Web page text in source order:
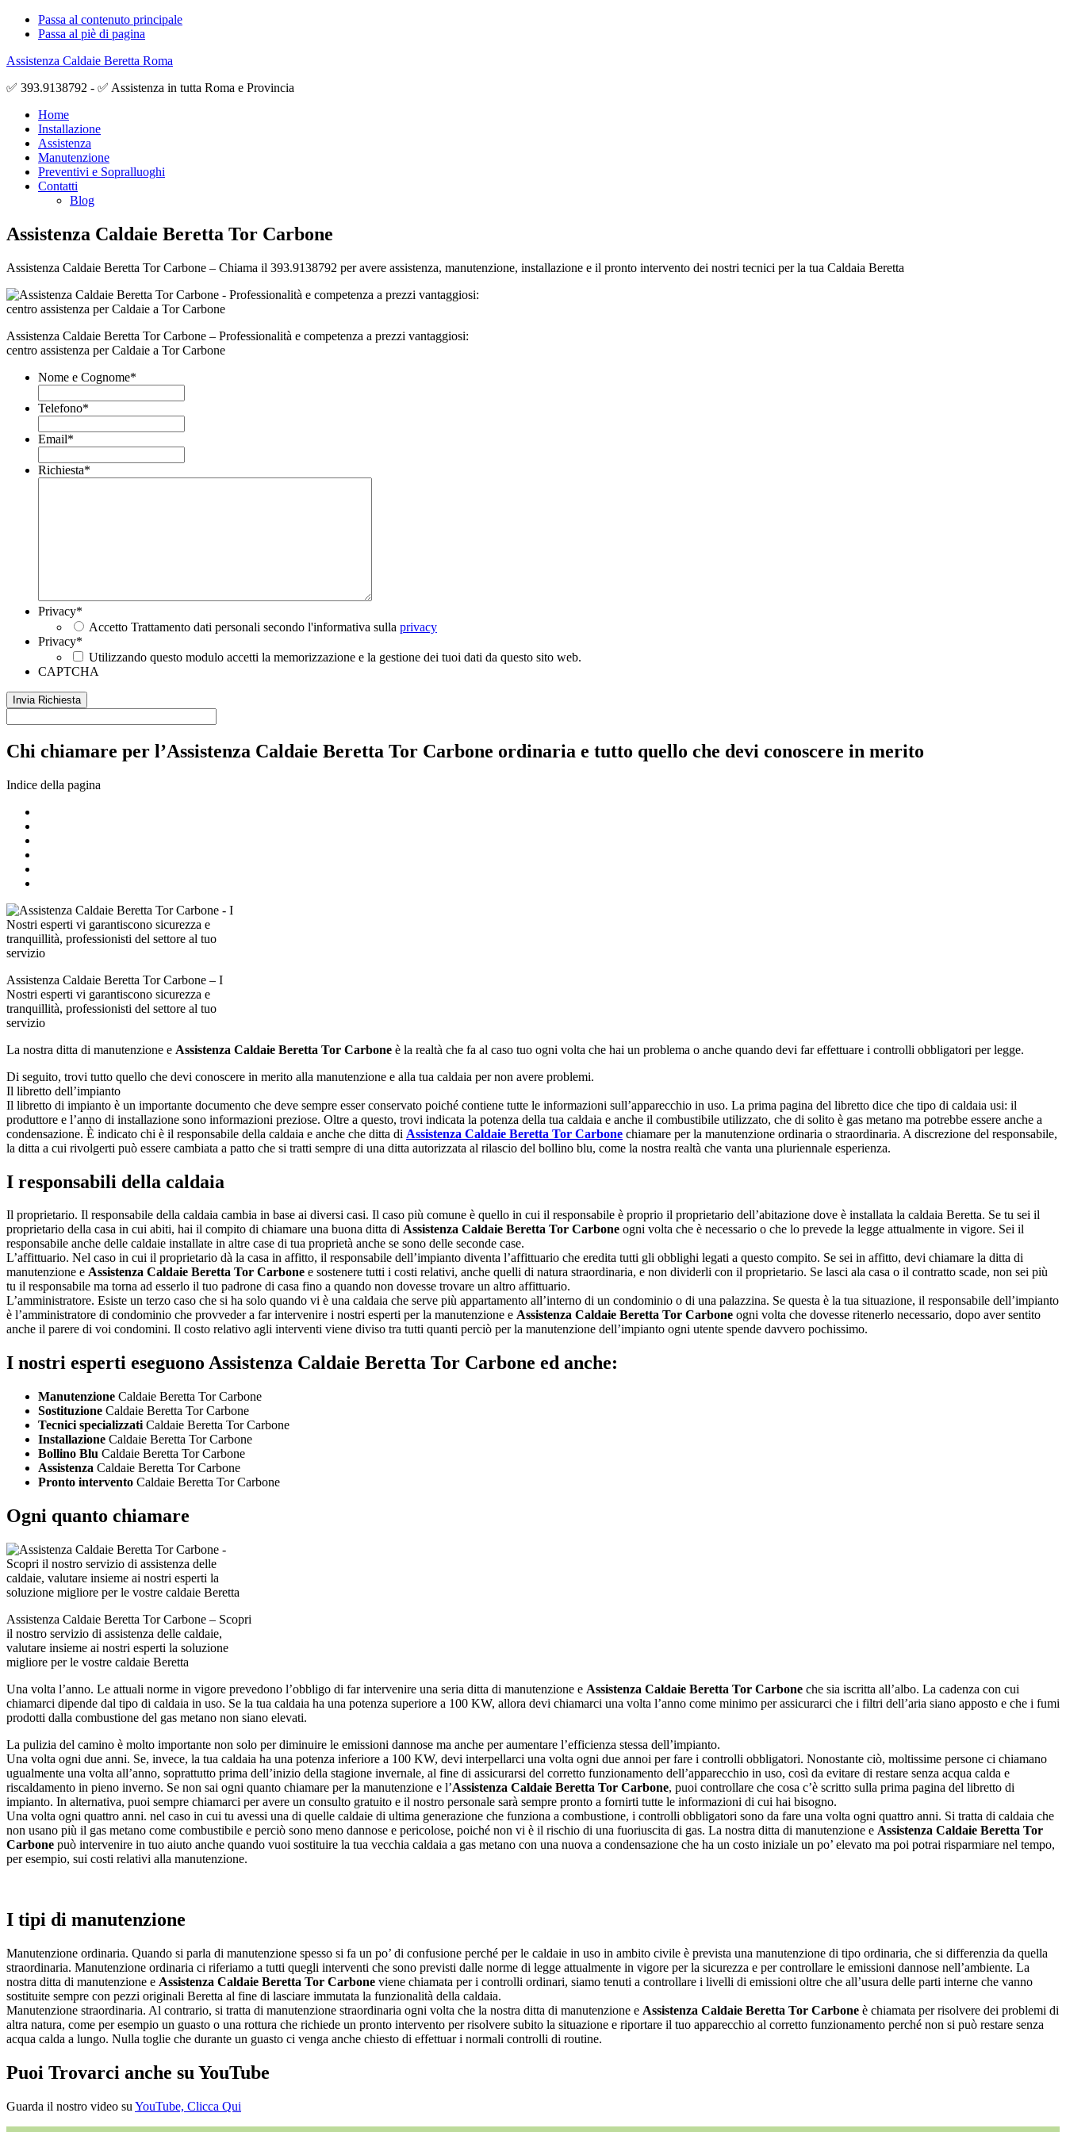
Passa al contenuto principale
Passa al piè di pagina
Assistenza Caldaie Beretta Roma
✅ 393.9138792 - ✅ Assistenza in tutta Roma e Provincia
Home
Installazione
Assistenza
Manutenzione
Preventivi e Sopralluoghi
Contatti
Blog
Assistenza Caldaie Beretta Tor Carbone
Assistenza Caldaie Beretta Tor Carbone – Chiama il 393.9138792 per avere assistenza, manutenzione, installazione e il pronto intervento dei nostri tecnici per la tua Caldaia Beretta
Assistenza Caldaie Beretta Tor Carbone – Professionalità e competenza a prezzi vantaggiosi:
centro assistenza per Caldaie a Tor Carbone
Nome e Cognome*
Telefono*
Email*
Richiesta*
Privacy*
Accetto Trattamento dati personali secondo l'informativa sulla privacy
Privacy*
Utilizzando questo modulo accetti la memorizzazione e la gestione dei tuoi dati da questo sito web.
CAPTCHA
Chi chiamare per l’Assistenza Caldaie Beretta Tor Carbone ordinaria e tutto quello che devi conoscere in merito
Indice della pagina
Assistenza Caldaie Beretta Tor Carbone – I
Nostri esperti vi garantiscono sicurezza e
tranquillità, professionisti del settore al tuo
servizio
La nostra ditta di manutenzione e Assistenza Caldaie Beretta Tor Carbone è la realtà che fa al caso tuo ogni volta che hai un problema o anche quando devi far effettuare i controlli obbligatori per legge.
Di seguito, trovi tutto quello che devi conoscere in merito alla manutenzione e alla tua caldaia per non avere problemi.
Il libretto dell’impianto
Il libretto di impianto è un importante documento che deve sempre esser conservato poiché contiene tutte le informazioni sull’apparecchio in uso. La prima pagina del libretto dice che tipo di caldaia usi: il
produttore e l’anno di installazione sono informazioni preziose. Oltre a questo, trovi indicata la potenza della tua caldaia e anche il combustibile utilizzato, che di solito è gas metano ma potrebbe essere anche a
condensazione. È indicato chi è il responsabile della caldaia e anche che ditta di Assistenza Caldaie Beretta Tor Carbone chiamare per la manutenzione ordinaria o straordinaria. A discrezione del responsabile,
la ditta a cui rivolgerti può essere cambiata a patto che si tratti sempre di una ditta autorizzata al rilascio del bollino blu, come la nostra realtà che vanta una pluriennale esperienza.
I responsabili della caldaia
Il proprietario. Il responsabile della caldaia cambia in base ai diversi casi. Il caso più comune è quello in cui il responsabile è proprio il proprietario dell’abitazione dove è installata la caldaia Beretta. Se tu sei il
proprietario della casa in cui abiti, hai il compito di chiamare una buona ditta di Assistenza Caldaie Beretta Tor Carbone ogni volta che è necessario o che lo prevede la legge attualmente in vigore. Sei il
responsabile anche delle caldaie installate in altre case di tua proprietà anche se sono delle seconde case.
L’affittuario. Nel caso in cui il proprietario dà la casa in affitto, il responsabile dell’impianto diventa l’affittuario che eredita tutti gli obblighi legati a questo compito. Se sei in affitto, devi chiamare la ditta di
manutenzione e Assistenza Caldaie Beretta Tor Carbone e sostenere tutti i costi relativi, anche quelli di natura straordinaria, e non dividerli con il proprietario. Se lasci ala casa o il contratto scade, non sei più
tu il responsabile ma torna ad esserlo il tuo padrone di casa fino a quando non dovesse trovare un altro affittuario.
L’amministratore. Esiste un terzo caso che si ha solo quando vi è una caldaia che serve più appartamento all’interno di un condominio o di una palazzina. Se questa è la tua situazione, il responsabile dell’impianto
è l’amministratore di condominio che provveder a far intervenire i nostri esperti per la manutenzione e Assistenza Caldaie Beretta Tor Carbone ogni volta che dovesse ritenerlo necessario, dopo aver sentito
anche il parere di voi condomini. Il costo relativo agli interventi viene diviso tra tutti quanti perciò per la manutenzione dell’impianto ogni utente spende davvero pochissimo.
I nostri esperti eseguono Assistenza Caldaie Beretta Tor Carbone ed anche:
Manutenzione Caldaie Beretta Tor Carbone
Sostituzione Caldaie Beretta Tor Carbone
Tecnici specializzati Caldaie Beretta Tor Carbone
Installazione Caldaie Beretta Tor Carbone
Bollino Blu Caldaie Beretta Tor Carbone
Assistenza Caldaie Beretta Tor Carbone
Pronto intervento Caldaie Beretta Tor Carbone
Ogni quanto chiamare
Assistenza Caldaie Beretta Tor Carbone – Scopri
il nostro servizio di assistenza delle caldaie,
valutare insieme ai nostri esperti la soluzione
migliore per le vostre caldaie Beretta
Una volta l’anno. Le attuali norme in vigore prevedono l’obbligo di far intervenire una seria ditta di manutenzione e Assistenza Caldaie Beretta Tor Carbone che sia iscritta all’albo. La cadenza con cui
chiamarci dipende dal tipo di caldaia in uso. Se la tua caldaia ha una potenza superiore a 100 KW, allora devi chiamarci una volta l’anno come minimo per assicurarci che i filtri dell’aria siano apposto e che i fumi
prodotti dalla combustione del gas metano non siano elevati.
La pulizia del camino è molto importante non solo per diminuire le emissioni dannose ma anche per aumentare l’efficienza stessa dell’impianto.
Una volta ogni due anni. Se, invece, la tua caldaia ha una potenza inferiore a 100 KW, devi interpellarci una volta ogni due annoi per fare i controlli obbligatori. Nonostante ciò, moltissime persone ci chiamano
ugualmente una volta all’anno, soprattutto prima dell’inizio della stagione invernale, al fine di assicurarsi del corretto funzionamento dell’apparecchio in uso, così da evitare di restare senza acqua calda e
riscaldamento in pieno inverno. Se non sai ogni quanto chiamare per la manutenzione e l’Assistenza Caldaie Beretta Tor Carbone, puoi controllare che cosa c’è scritto sulla prima pagina del libretto di
impianto. In alternativa, puoi sempre chiamarci per avere un consulto gratuito e il nostro personale sarà sempre pronto a fornirti tutte le informazioni di cui hai bisogno.
Una volta ogni quattro anni. nel caso in cui tu avessi una di quelle caldaie di ultima generazione che funziona a combustione, i controlli obbligatori sono da fare una volta ogni quattro anni. Si tratta di caldaia che
non usano più il gas metano come combustibile e perciò sono meno dannose e pericolose, poiché non vi è il rischio di una fuoriuscita di gas. La nostra ditta di manutenzione e Assistenza Caldaie Beretta Tor
Carbone può intervenire in tuo aiuto anche quando vuoi sostituire la tua vecchia caldaia a gas metano con una nuova a condensazione che ha un costo iniziale un po’ elevato ma poi potrai risparmiare nel tempo,
per esempio, sui costi relativi alla manutenzione.
I tipi di manutenzione
Manutenzione ordinaria. Quando si parla di manutenzione spesso si fa un po’ di confusione perché per le caldaie in uso in ambito civile è prevista una manutenzione di tipo ordinaria, che si differenzia da quella
straordinaria. Manutenzione ordinaria ci riferiamo a tutti quegli interventi che sono previsti dalle norme di legge attualmente in vigore per la sicurezza e per controllare le emissioni dannose nell’ambiente. La
nostra ditta di manutenzione e Assistenza Caldaie Beretta Tor Carbone viene chiamata per i controlli ordinari, siamo tenuti a controllare i livelli di emissioni oltre che all’usura delle parti interne che vanno
sostituite sempre con pezzi originali Beretta al fine di lasciare immutata la funzionalità della caldaia.
Manutenzione straordinaria. Al contrario, si tratta di manutenzione straordinaria ogni volta che la nostra ditta di manutenzione e Assistenza Caldaie Beretta Tor Carbone è chiamata per risolvere dei problemi di
altra natura, come per esempio un guasto o una rottura che richiede un pronto intervento per risolvere subito la situazione e riportare il tuo apparecchio al corretto funzionamento perché non si può restare senza
acqua calda a lungo. Nulla toglie che durante un guasto ci venga anche chiesto di effettuar i normali controlli di routine.
Puoi Trovarci anche su YouTube
Guarda il nostro video su YouTube, Clicca Qui